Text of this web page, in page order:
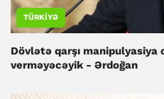
TÜRKIYƏ
Dövlətə qarşı manipulyasiya
verməyəcəyik - Ərdoğan